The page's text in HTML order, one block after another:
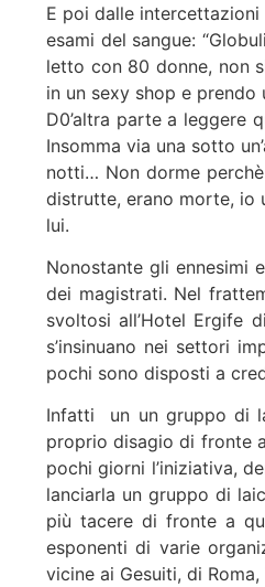
E poi dalle
esami del sangue:
letto con 80 donne, non
in un sexy shop e prendo
D0’altra parte a leggere
Insomma via una sotto
notti… Non dorme
distrutte, erano morte, io
lui.
Nonostante gli ennesimi
dei magistrati. Nel
svoltosi all’Hotel Ergife
s’insinuano nei settori
pochi sono disposti a
Infatti un un gruppo di
proprio disagio di fronte
pochi giorni l’iniziativa,
lanciarla un gruppo di
più tacere di fronte a
esponenti di varie
vicine ai Gesuiti, di